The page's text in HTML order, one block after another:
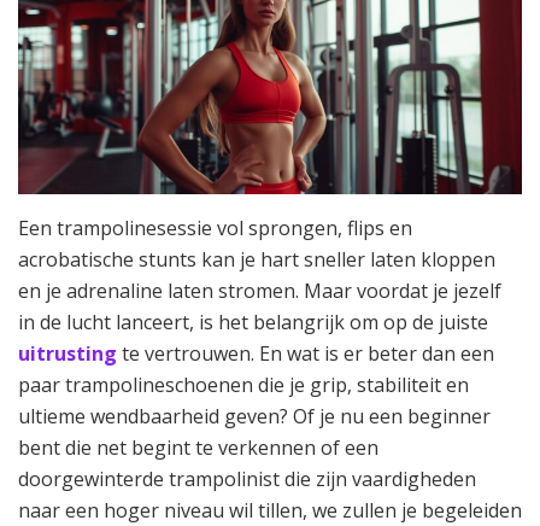
Een trampolinesessie vol sprongen, flips en
acrobatische stunts kan je hart sneller laten kloppen
en je adrenaline laten stromen. Maar voordat je jezelf
in de lucht lanceert, is het belangrijk om op de juiste
uitrusting te vertrouwen. En wat is er beter dan een
paar trampolineschoenen die je grip, stabiliteit en
ultieme wendbaarheid geven? Of je nu een beginner
bent die net begint te verkennen of een
doorgewinterde trampolinist die zijn vaardigheden
naar een hoger niveau wil tillen, we zullen je begeleiden